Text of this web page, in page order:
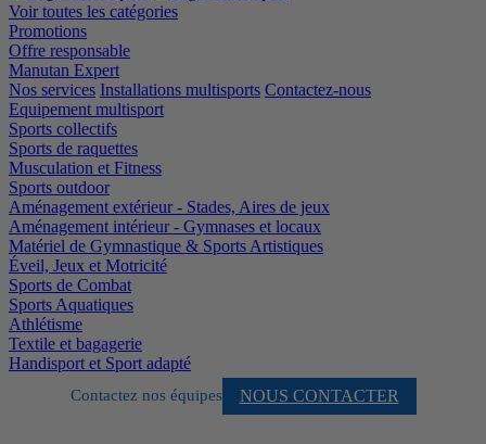
Voir toutes les catégories
Promotions
Offre responsable
Manutan Expert
Nos services Installations multisports Contactez-nous
Equipement multisport
Sports collectifs
Sports de raquettes
Musculation et Fitness
Sports outdoor
Aménagement extérieur - Stades, Aires de jeux
Aménagement intérieur - Gymnases et locaux
Matériel de Gymnastique & Sports Artistiques
Éveil, Jeux et Motricité
Sports de Combat
Sports Aquatiques
Athlétisme
Textile et bagagerie
Handisport et Sport adapté
Contactez nos équipes NOUS CONTACTER